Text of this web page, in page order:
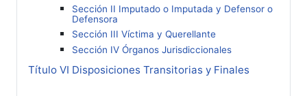
Sección II Imputado o Imputada y Defensor o
Defensora
Sección III Víctima y Querellante
Sección IV Órganos Jurisdiccionales
Título VI Disposiciones Transitorias y Finales